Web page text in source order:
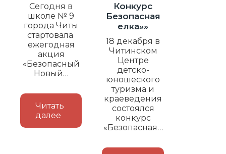
Сегодня в
школе № 9
города Читы
стартовала
ежегодная
акция
«Безопасный
Новый…
Читать
далее
Конкурс
Безопасная
елка»»
18 декабря в
Читинском
Центре
детско-
юношеского
туризма и
краеведения
состоялся
конкурс
«Безопасная…